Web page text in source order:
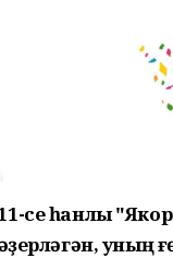
се һанлы
уның